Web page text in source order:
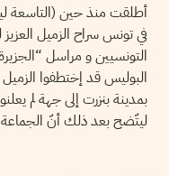
أطلقت منذ حين (التاسعة
في تونس سراح الزميل
التونسيين و مراسل
البوليس قد إختطفوا
بمدينة بنزرت إلى جهة لم
ليتّضح بعد ذلك أنّ